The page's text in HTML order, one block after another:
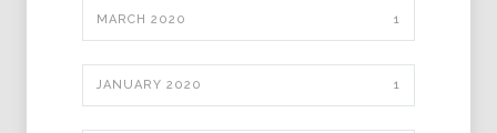
MARCH 2020 1
JANUARY 2020 1